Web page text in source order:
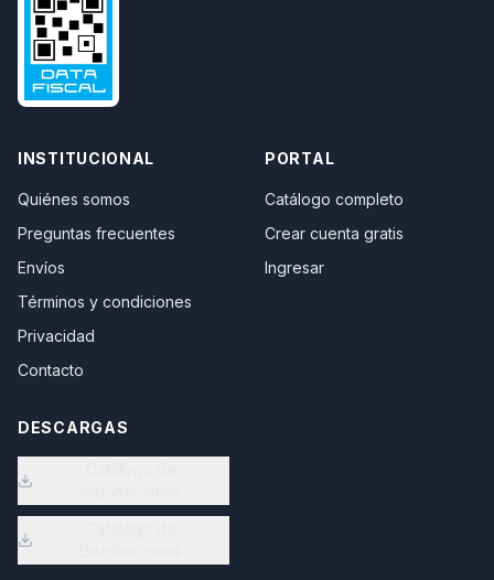
INSTITUCIONAL
Quiénes somos
Preguntas frecuentes
Envíos
Términos y condiciones
Privacidad
Contacto
PORTAL
Catálogo completo
Crear cuenta gratis
Ingresar
DESCARGAS